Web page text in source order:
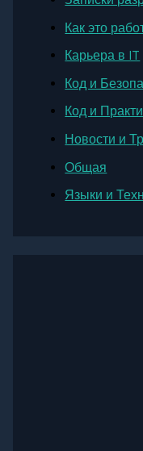
Как это
Карьера в IT
Код и
Код и
Новости и
Общая
Языки и